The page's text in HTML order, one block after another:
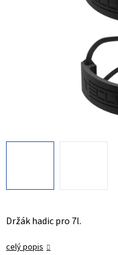
Držák hadic pro 7l.
celý popis